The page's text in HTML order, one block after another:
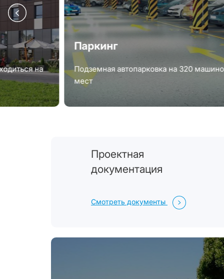
на
Паркинг
Подземная автопарковка на 320
мест
Проектная
документация
Смотреть документы